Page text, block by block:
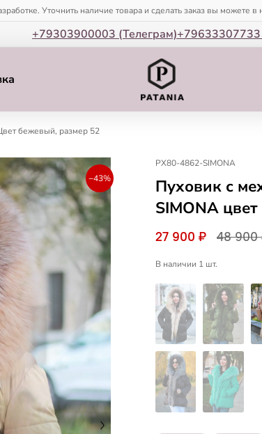
Уточнить наличие товара и сделать заказ вы можете в
+79303900003 (Телеграм)
бежевый, размер 52
−43%
PX80-4862-SIMONA
Пуховик с
SIMONA
27 900 ₽ 48 900
В наличии 1 шт.